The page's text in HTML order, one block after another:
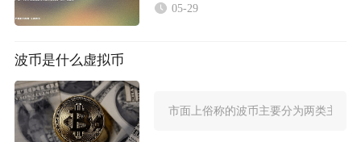
05-29
波币是什么虚拟币
市面上俗称的波币主要分为两类主流